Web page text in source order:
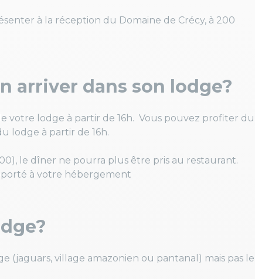
à la réception du Domaine de Crécy, à 200
arriver dans son lodge?
votre lodge à partir de 16h. Vous pouvez profiter du
lodge à partir de 16h.
le dîner ne pourra plus être pris au restaurant.
à votre hébergement
(jaguars, village amazonien ou pantanal) mais pas le